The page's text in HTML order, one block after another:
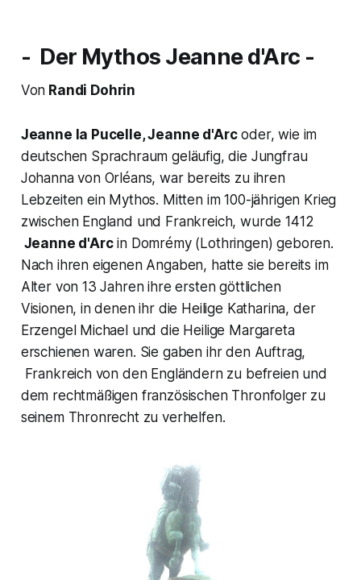
- Der Mythos Jeanne d'Arc -
Von Randi Dohrin
Jeanne la Pucelle, Jeanne d'Arcoder, wie im
deutschen Sprachraum geläufig, die Jungfrau
Johanna von Orléans, war bereits zu ihren
Lebzeiten ein Mythos. Mitten im 100-jährigen Krieg
zwischen England und Frankreich, wurde 1412
Jeanne d'Arcin Domrémy (Lothringen) geboren.
Nach ihren eigenen Angaben, hatte sie bereits im
Alter von 13 Jahren ihre ersten göttlichen
Visionen, in denen ihr die Heilige Katharina, der
Erzengel Michael und die Heilige Margareta
erschienen waren. Sie gaben ihr den Auftrag,
Frankreich von den Engländern zu befreien und
dem rechtmäßigen französischen Thronfolger zu
seinem Thronrecht zu verhelfen.